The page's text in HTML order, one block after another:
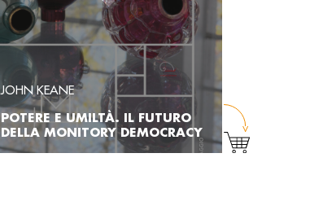
JOHN KEANE
POTERE E UMILTÀ. IL FUTURO
DELLA MONITORY DEMOCRACY